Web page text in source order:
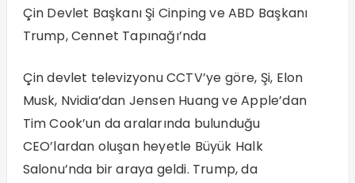
Çin Devlet Başkanı Şi Cinping ve ABD Başkanı
Trump, Cennet Tapınağı’nda
Çin devlet televizyonu CCTV’ye göre, Şi, Elon
Musk, Nvidia’dan Jensen Huang ve Apple’dan
Tim Cook’un da aralarında bulunduğu
CEO’lardan oluşan heyetle Büyük Halk
Salonu’nda bir araya geldi. Trump, da